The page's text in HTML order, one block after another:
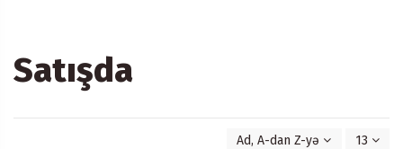
Satışda
Ad, A-dan Z-yə 13